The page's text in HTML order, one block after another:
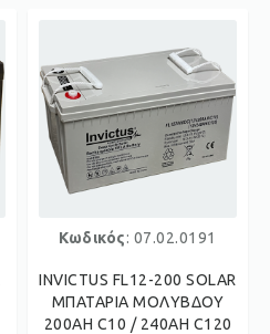
Κωδικός: 07.02.0191
INVICTUS FL12-200 SOLAR
ΜΠΑΤΑΡΙΑ ΜΟΛΥΒΔΟΥ
200AH C10 / 240AH C120